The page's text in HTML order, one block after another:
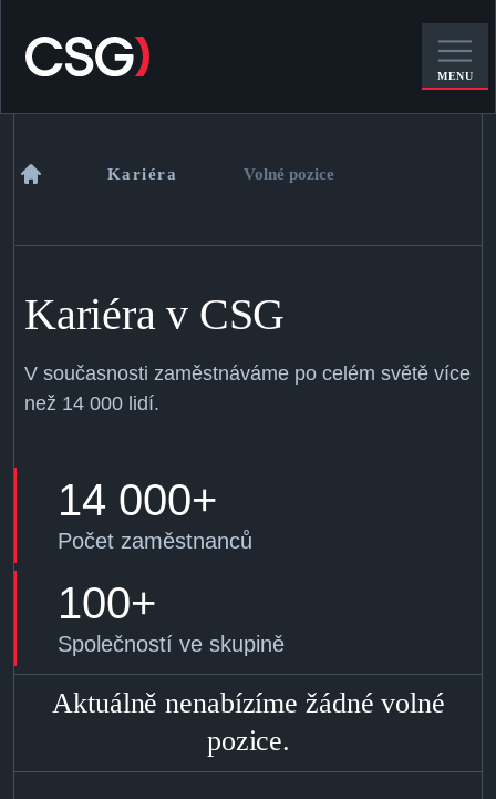
MENU
Kariéra Volné pozice
Kariéra v CSG
V současnosti zaměstnáváme po celém světě více
než 14 000 lidí.
14 000+
Počet zaměstnanců
100+
Společností ve skupině
Aktuálně nenabízíme žádné volné
pozice.